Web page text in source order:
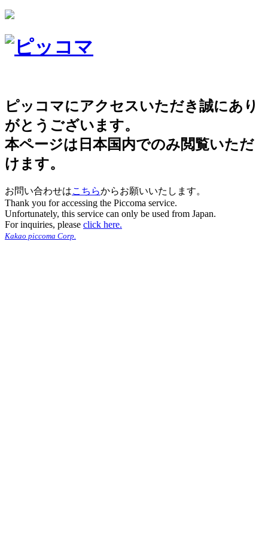
ピッコマにアクセスいただき誠にあり
がとうございます。
本ページは日本国内でのみ閲覧いただ
けます。
お問い合わせはこちらからお願いいたします。
Thank you for accessing the Piccoma service.
Unfortunately, this service can only be used from Japan.
For inquiries, please click here.
Kakao piccoma Corp.